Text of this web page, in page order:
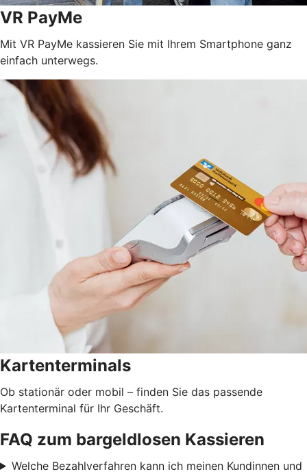
VR PayMe
Mit VR PayMe kassieren Sie mit Ihrem Smartphone ganz
einfach unterwegs.
Kartenterminals
Ob stationär oder mobil – finden Sie das passende
Kartenterminal für Ihr Geschäft.
FAQ zum bargeldlosen Kassieren
Welche Bezahlverfahren kann ich meinen Kundinnen und